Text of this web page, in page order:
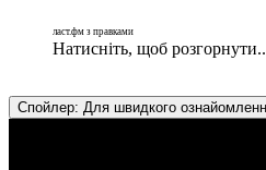
ласт.фм з правками
Натисніть, щоб
Спойлер: Для швидкого